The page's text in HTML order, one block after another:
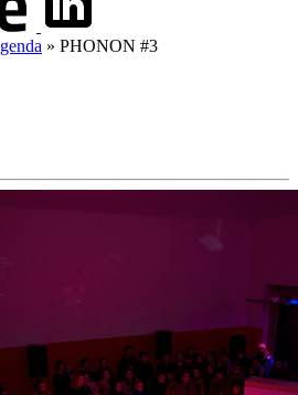
» PHONON #3